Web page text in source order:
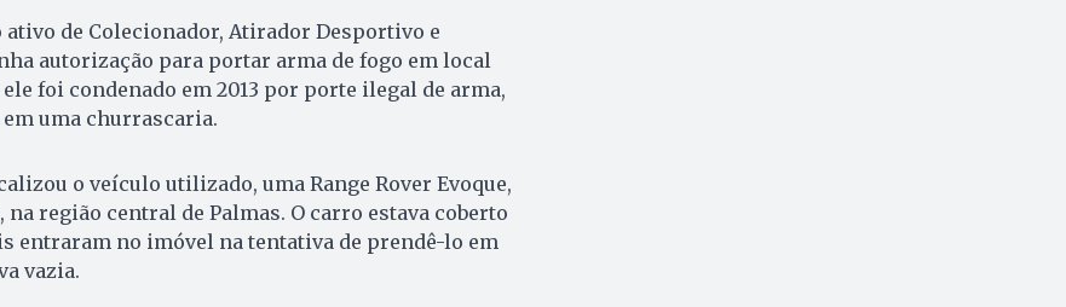
de Colecionador, Atirador Desportivo e
autorização para portar arma de fogo em local
foi condenado em 2013 por porte ilegal de arma,
uma churrascaria.
o veículo utilizado, uma Range Rover Evoque,
região central de Palmas. O carro estava coberto
entraram no imóvel na tentativa de prendê-lo em
vazia.